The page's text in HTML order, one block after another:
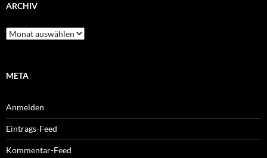
ARCHIV
Archiv
META
Anmelden
Eintrags-Feed
Kommentar-Feed